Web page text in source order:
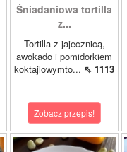
Śniadaniowa tortilla
z...
Tortilla z jajecznicą,
awokado i pomidorkiem
koktajlowymto... ⇖ 1113
Zobacz przepis!